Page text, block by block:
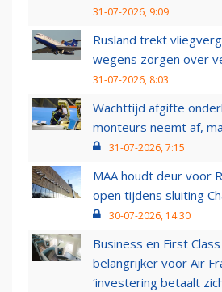
31-07-2026, 9:09
Rusland trekt
wegens zorgen over
31-07-2026, 8:03
Wachttijd afgifte
monteurs neemt af,
31-07-2026, 7:15
MAA houdt deur voor
open tijdens sluiting
30-07-2026, 14:30
Business en First
belangrijker voor Air
‘investering betaalt